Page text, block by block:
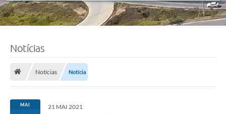
Notícias
Notícias Notícia
MAI 21 MAI 2021